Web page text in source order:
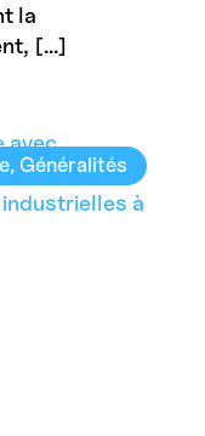
la
[…]
Généralités